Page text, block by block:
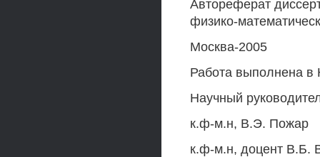
Автореферат
физико-
Москва-2005
Работа выполнена в
Научный
к.ф-м.н, В.Э. Пожар
к.ф-м.н, доцент В.Б.